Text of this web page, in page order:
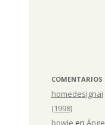
COMENTARIOS
homedesignai
(1998)
bowie en